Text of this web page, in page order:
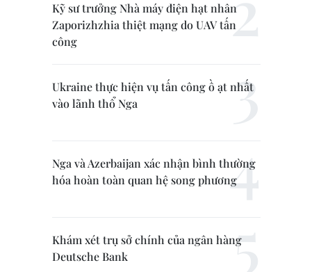
Kỹ sư trưởng Nhà máy điện hạt nhân
Zaporizhzhia thiệt mạng do UAV tấn
công
Ukraine thực hiện vụ tấn công ồ ạt nhất
vào lãnh thổ Nga
Nga và Azerbaijan xác nhận bình thường
hóa hoàn toàn quan hệ song phương
Khám xét trụ sở chính của ngân hàng
Deutsche Bank